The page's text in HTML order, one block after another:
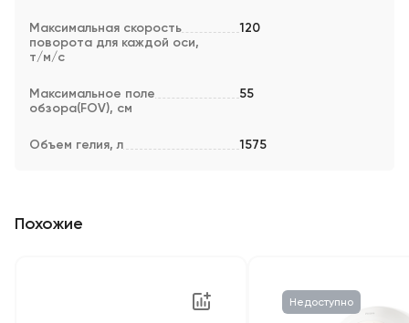
Максимальная скорость
поворота для каждой оси,
т/м/с
120
Максимальное поле
обзора(FOV), см
55
Объем гелия, л 1575
Похожие
Недоступно